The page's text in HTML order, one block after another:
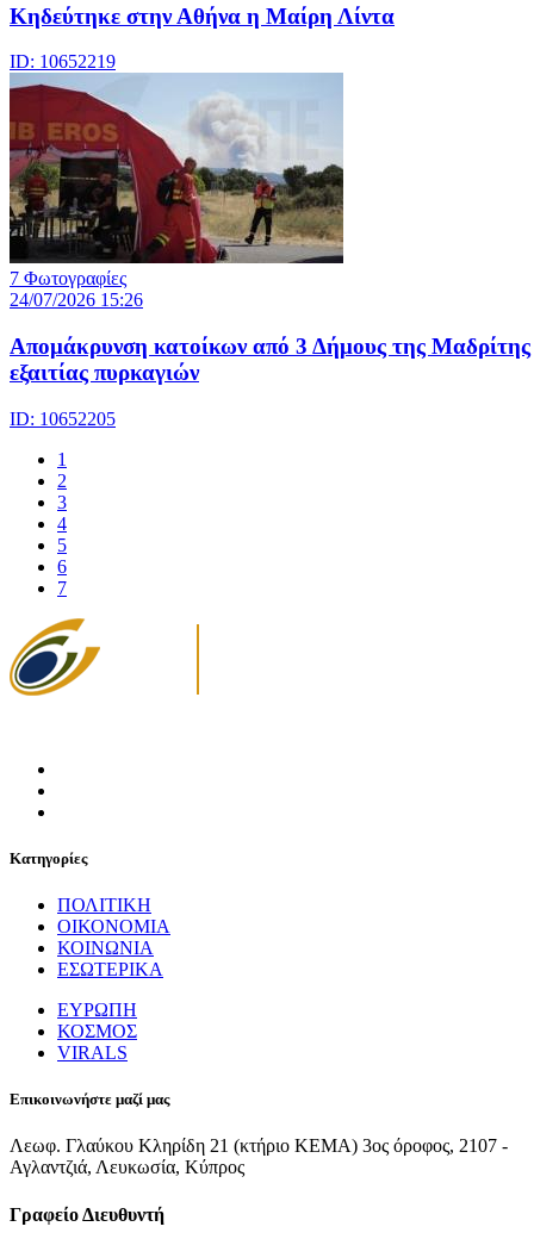
Κηδεύτηκε στην Αθήνα η Μαίρη Λίντα
ID: 10652219
7 Φωτογραφίες
24/07/2026 15:26
Απομάκρυνση κατοίκων από 3 Δήμους της Μαδρίτης
εξαιτίας πυρκαγιών
ID: 10652205
1
2
3
4
5
6
7
Κατηγορίες
ΠΟΛΙΤΙΚΗ
ΟΙΚΟΝΟΜΙΑ
ΚΟΙΝΩΝΙΑ
ΕΣΩΤΕΡΙΚΑ
ΕΥΡΩΠΗ
ΚΟΣΜΟΣ
VIRALS
Επικοινωνήστε μαζί μας
Λεωφ. Γλαύκου Κληρίδη 21 (κτήριο ΚΕΜΑ) 3ος όροφος, 2107 -
Αγλαντζιά, Λευκωσία, Κύπρος
Γραφείο Διευθυντή